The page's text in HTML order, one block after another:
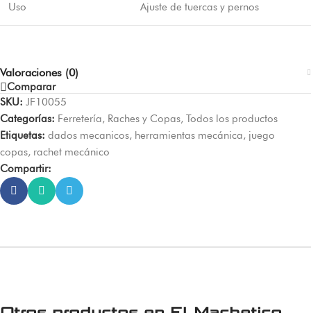
Uso Ajuste de tuercas y pernos
Valoraciones (0)
Comparar
SKU: JF10055
Categorías: Ferretería, Raches y Copas, Todos los productos
Etiquetas: dados mecanicos, herramientas mecánica, juego
copas, rachet mecánico
Compartir: